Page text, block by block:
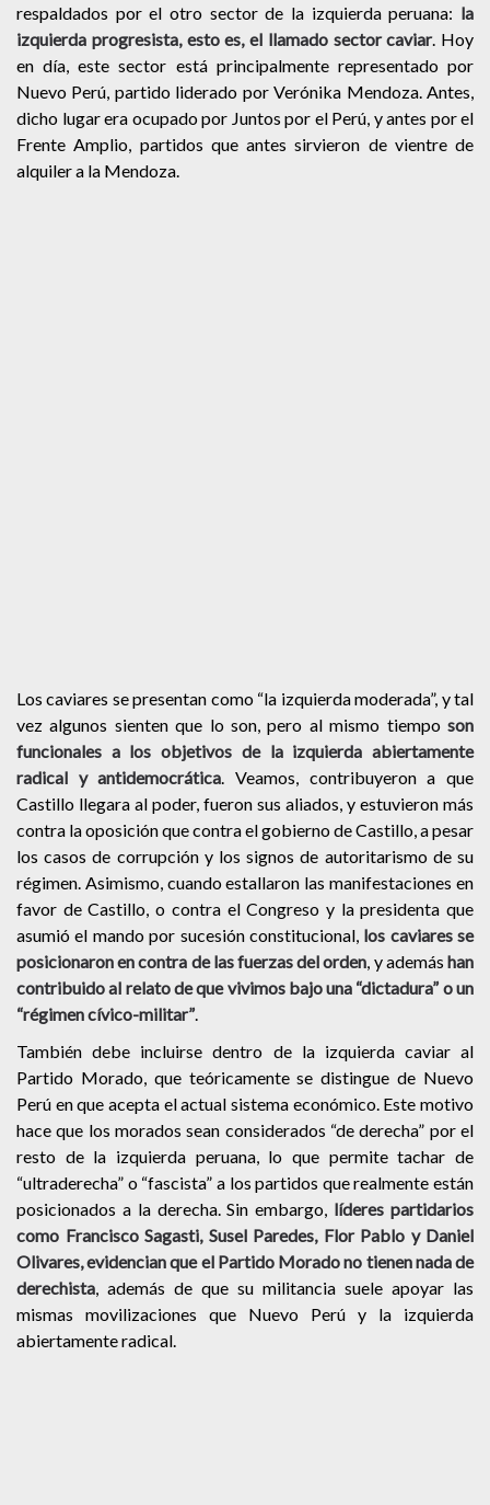
respaldados por el otro sector de la izquierda peruana: la
izquierda progresista, esto es, el llamado sector caviar. Hoy
en día, este sector está principalmente representado por
Nuevo Perú, partido liderado por Verónika Mendoza. Antes,
dicho lugar era ocupado por Juntos por el Perú, y antes por el
Frente Amplio, partidos que antes sirvieron de vientre de
alquiler a la Mendoza.
Los caviares se presentan como “la izquierda moderada”, y tal
vez algunos sienten que lo son, pero al mismo tiempo son
funcionales a los objetivos de la izquierda abiertamente
radical y antidemocrática. Veamos, contribuyeron a que
Castillo llegara al poder, fueron sus aliados, y estuvieron más
contra la oposición que contra el gobierno de Castillo, a pesar
los casos de corrupción y los signos de autoritarismo de su
régimen. Asimismo, cuando estallaron las manifestaciones en
favor de Castillo, o contra el Congreso y la presidenta que
asumió el mando por sucesión constitucional, los caviares se
posicionaron en contra de las fuerzas del orden, y ademáshan
contribuido al relato de que vivimos bajo una “dictadura” o un
“régimen cívico-militar”.
También debe incluirse dentro de la izquierda caviar al
Partido Morado, que teóricamente se distingue de Nuevo
Perú en que acepta el actual sistema económico. Este motivo
hace que los morados sean considerados “de derecha” por el
resto de la izquierda peruana, lo que permite tachar de
“ultraderecha” o “fascista” a los partidos que realmente están
posicionados a la derecha. Sin embargo, líderes partidarios
como Francisco Sagasti, Susel Paredes, Flor Pablo y Daniel
Olivares, evidencian que el Partido Morado no tienen nada de
derechista, además de que su militancia suele apoyar las
mismas movilizaciones que Nuevo Perú y la izquierda
abiertamente radical.